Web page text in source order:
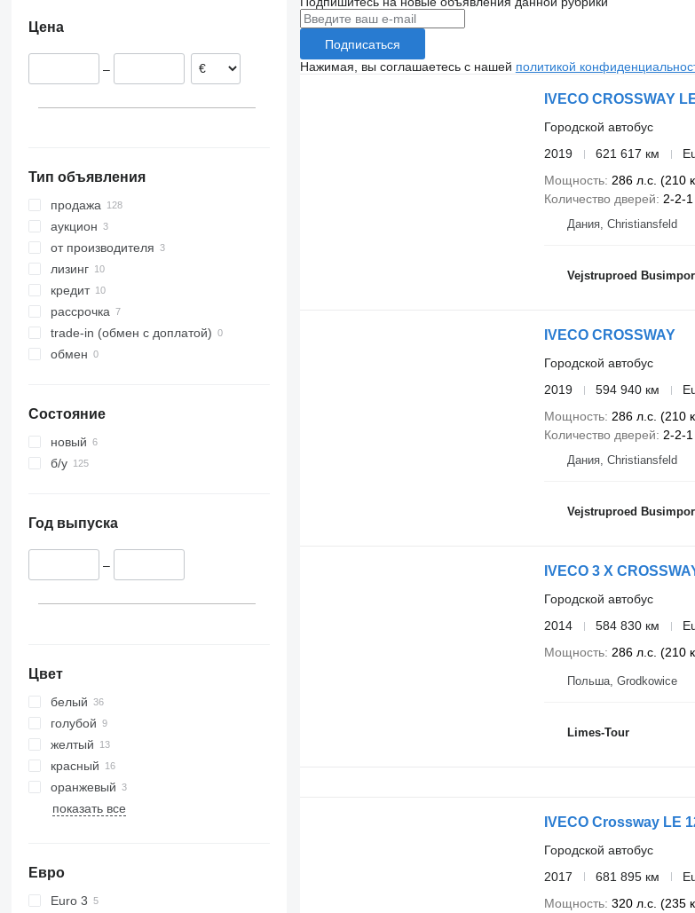
Италия
Эстония
Цена
–
Тип объявления
продажа
аукцион
от производителя
лизинг
кредит
рассрочка
trade-in (обмен с доплатой)
обмен
Состояние
новый
б/у
Год выпуска
–
Цвет
белый
голубой
желтый
красный
оранжевый
показать все
Евро
Euro 3
Подписаться
Нажимая, вы соглашаетесь с нашей политикой
IVECO CROSSWAY
Городской автобус
2019
621 617 км
Мощность 286 л.с. (210
Количество дверей
2-2-1
Дания, Christiansfeld
Vejstruproed
IVECO CROSSWAY
Городской автобус
2019
594 940 км
Мощность 286 л.с. (210
Количество дверей
2-2-1
Дания, Christiansfeld
Vejstruproed
IVECO 3 X
Городской автобус
2014
584 830 км
Мощность 286 л.с. (210
Польша, Grodkowice
Limes-Tour
IVECO Crossway LE
Городской автобус
2017
681 895 км
Мощность 320 л.с. (235